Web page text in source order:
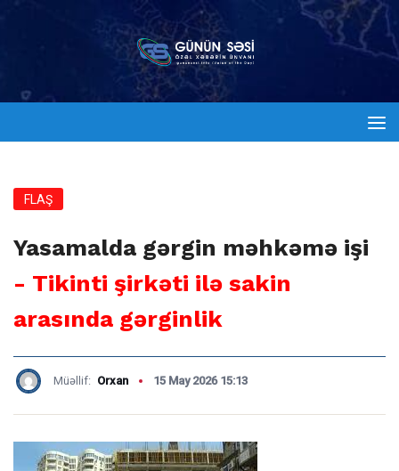
FLAŞ
Yasamalda gərgin məhkəmə işi
- Tikinti şirkəti ilə sakin
arasında gərginlik
Müəllif: Orxan 15 May 2026 15:13